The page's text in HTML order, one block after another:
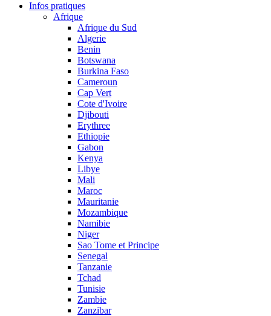
Infos pratiques
Afrique
Afrique du Sud
Algerie
Benin
Botswana
Burkina Faso
Cameroun
Cap Vert
Cote d'Ivoire
Djibouti
Erythree
Ethiopie
Gabon
Kenya
Libye
Mali
Maroc
Mauritanie
Mozambique
Namibie
Niger
Sao Tome et Principe
Senegal
Tanzanie
Tchad
Tunisie
Zambie
Zanzibar